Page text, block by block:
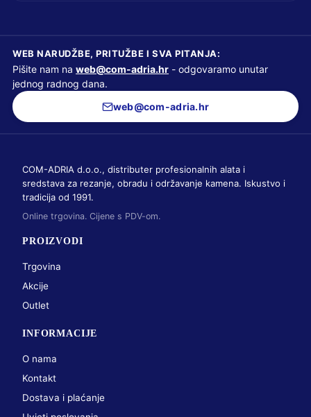
WEB NARUDŽBE, PRITUŽBE I SVA PITANJA:
Pišite nam na web@com-adria.hr - odgovaramo unutar
jednog radnog dana.
web@com-adria.hr
COM-ADRIA d.o.o., distributer profesionalnih alata i
sredstava za rezanje, obradu i održavanje kamena. Iskustvo i
tradicija od 1991.
Online trgovina. Cijene s PDV-om.
PROIZVODI
Trgovina
Akcije
Outlet
INFORMACIJE
O nama
Kontakt
Dostava i plaćanje